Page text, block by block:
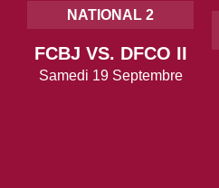
NATIONAL 2
FCBJ VS. DFCO II
Samedi 19 Septembre